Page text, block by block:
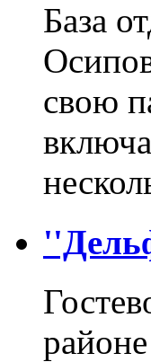
База
свою